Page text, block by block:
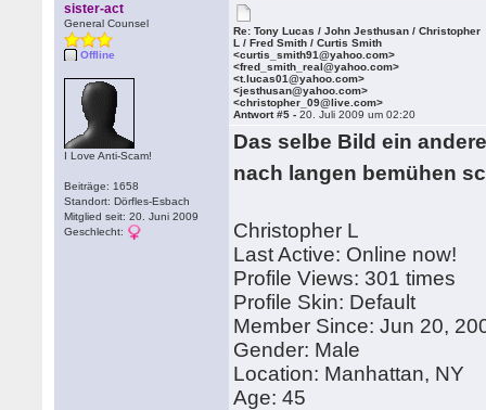
sister-act
General Counsel
Offline
I Love Anti-Scam!
Beiträge: 1658
Standort: Dörfles-Esbach
Mitglied seit: 20. Juni 2009
Geschlecht:
Re: Tony Lucas / John Jesthusan / Christopher
L / Fred Smith / Curtis Smith
<curtis_smith91@yahoo.com>
<fred_smith_real@yahoo.com>
<t.lucas01@yahoo.com>
<jesthusan@yahoo.com>
<christopher_09@live.com>
Antwort #5 -20. Juli 2009 um 02:20
Das selbe Bild ein
nach langen bemühen
Christopher L
Last Active: Online now!
Profile Views: 301 times
Profile Skin: Default
Member Since: Jun 20,
Gender: Male
Location: Manhattan, NY
Age: 45